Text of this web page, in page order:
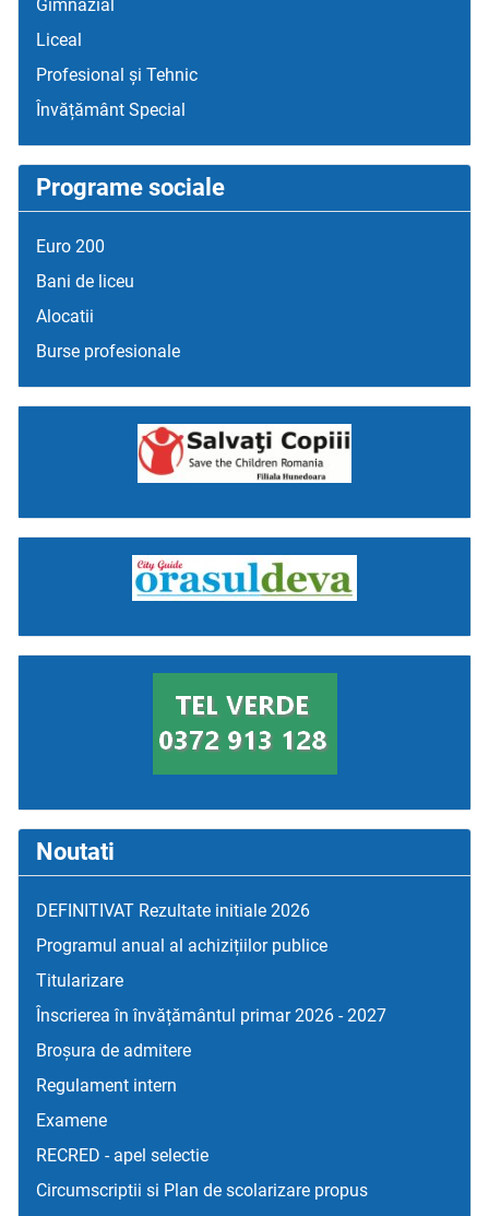
Gimnazial
Liceal
Profesional și Tehnic
Învățământ Special
Programe sociale
Euro 200
Bani de liceu
Alocatii
Burse profesionale
Noutati
DEFINITIVAT Rezultate initiale 2026
Programul anual al achizițiilor publice
Titularizare
Înscrierea în învățământul primar 2026 - 2027
Broșura de admitere
Regulament intern
Examene
RECRED - apel selectie
Circumscriptii si Plan de scolarizare propus